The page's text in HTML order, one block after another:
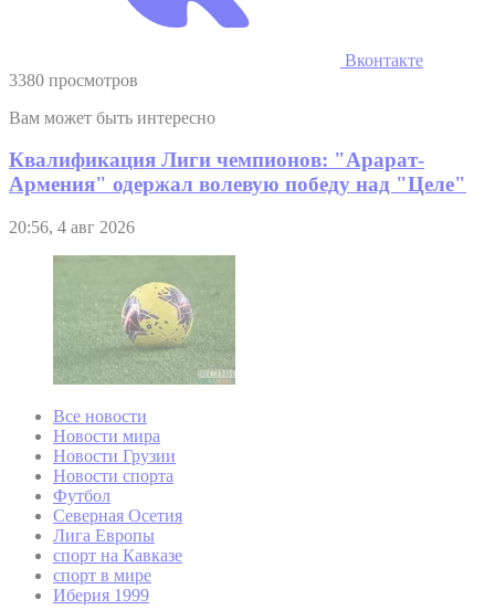
Вконтакте
3380 просмотров
Вам может быть интересно
Квалификация Лиги чемпионов: "Арарат-
Армения" одержал волевую победу над "Целе"
20:56, 4 авг 2026
Все новости
Новости мира
Новости Грузии
Новости спорта
Футбол
Северная Осетия
Лига Европы
спорт на Кавказе
спорт в мире
Иберия 1999